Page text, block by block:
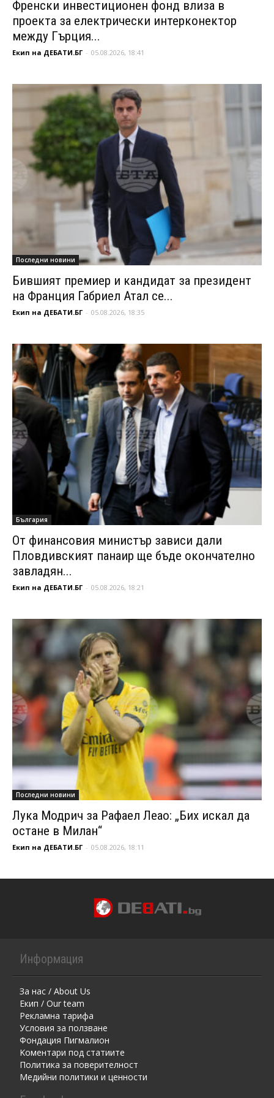
Френски инвестиционен фонд влиза в
проекта за електрически интерконектор
между Гърция...
Екип на ДЕБАТИ.БГ - 05.08.2026, 18:41
Последни новини
Бившият премиер и кандидат за президент
на Франция Габриел Атал се...
Екип на ДЕБАТИ.БГ - 05.08.2026, 18:35
България
От финансовия министър зависи дали
Пловдивският панаир ще бъде окончателно
завладян...
Екип на ДЕБАТИ.БГ - 05.08.2026, 18:21
Последни новини
Лука Модрич за Рафаел Леао: „Бих искал да
остане в Милан“
Екип на ДЕБАТИ.БГ - 05.08.2026, 18:11
Информация
За нас / About Us
Екип / Our team
Рекламна тарифа
Условия за ползване
Фондация Пигмалион
Kоментaри под статиите
Политика за поверителност
Медийни политики и ценности